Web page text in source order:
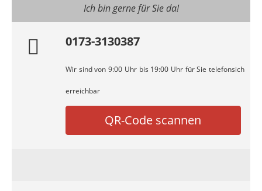
Ich bin gerne für Sie da!
0173-3130387
Wir sind von 9:00 Uhr bis 19:00 Uhr für Sie telefonsich
erreichbar
QR-Code scannen